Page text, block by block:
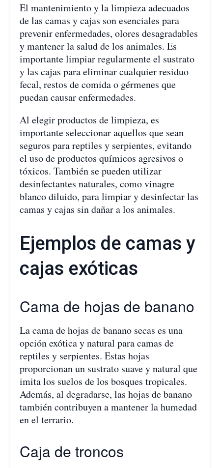
El mantenimiento y la limpieza adecuados
de las camas y cajas son esenciales para
prevenir enfermedades, olores desagradables
y mantener la salud de los animales. Es
importante limpiar regularmente el sustrato
y las cajas para eliminar cualquier residuo
fecal, restos de comida o gérmenes que
puedan causar enfermedades.
Al elegir productos de limpieza, es
importante seleccionar aquellos que sean
seguros para reptiles y serpientes, evitando
el uso de productos químicos agresivos o
tóxicos. También se pueden utilizar
desinfectantes naturales, como vinagre
blanco diluido, para limpiar y desinfectar las
camas y cajas sin dañar a los animales.
Ejemplos de camas y
cajas exóticas
Cama de hojas de banano
La cama de hojas de banano secas es una
opción exótica y natural para camas de
reptiles y serpientes. Estas hojas
proporcionan un sustrato suave y natural que
imita los suelos de los bosques tropicales.
Además, al degradarse, las hojas de banano
también contribuyen a mantener la humedad
en el terrario.
Caja de troncos